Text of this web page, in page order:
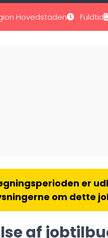
Hovedstaden Fuldtid
er
om dette
af